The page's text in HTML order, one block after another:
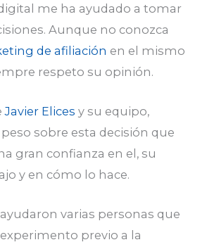
me ha ayudado a tomar
Aunque no conozca
de afiliación en el mismo
respeto su opinión.
Javier Elices y su equipo,
sobre esta decisión que
gran confianza en el, su
y en cómo lo hace.
varias personas que
previo a la